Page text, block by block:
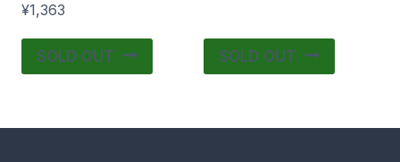
¥1,363
SOLD OUT SOLD OUT